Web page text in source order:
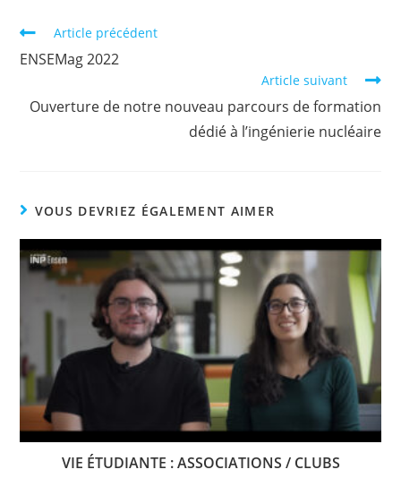
Article précédent
ENSEMag 2022
Article suivant
Ouverture de notre nouveau parcours de formation
dédié à l’ingénierie nucléaire
VOUS DEVRIEZ ÉGALEMENT AIMER
VIE ÉTUDIANTE : ASSOCIATIONS / CLUBS